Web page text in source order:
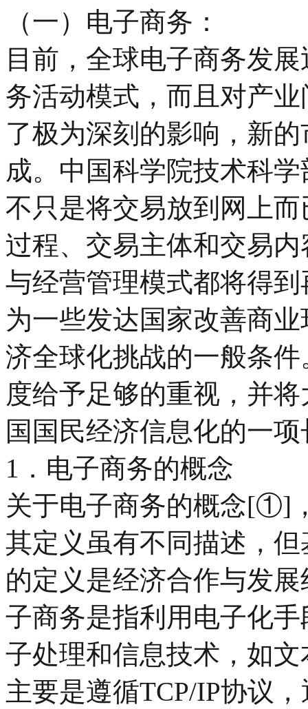
（一）电子商务：
目前，全球电子商务发
务活动模式，而且对产
了极为深刻的影响，新
成。中国科学院技术科
不只是将交易放到网上
过程、交易主体和交易
与经营管理模式都将得
为一些发达国家改善商
济全球化挑战的一般条
度给予足够的重视，并
国国民经济信息化的一
1．电子商务的概念
关于电子商务的概念[①]
其定义虽有不同描述，
的定义是经济合作与发
子商务是指利用电子化
子处理和信息技术，如
主要是遵循TCP/IP协议